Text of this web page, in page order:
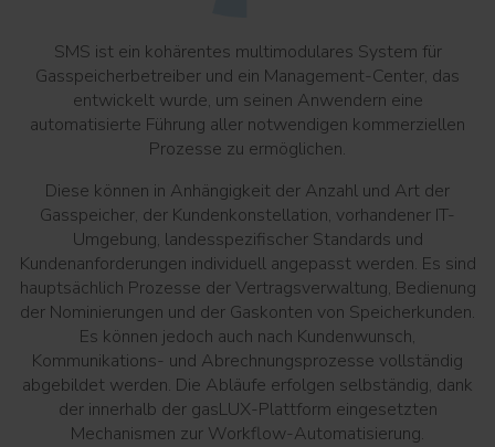
SMS ist ein kohärentes multimodulares System für
Gasspeicherbetreiber und ein Management-Center, das
entwickelt wurde, um seinen Anwendern eine
automatisierte Führung aller notwendigen kommerziellen
Prozesse zu ermöglichen.
Diese können in Anhängigkeit der Anzahl und Art der
Gasspeicher, der Kundenkonstellation, vorhandener IT-
Umgebung, landesspezifischer Standards und
Kundenanforderungen individuell angepasst werden. Es sind
hauptsächlich Prozesse der Vertragsverwaltung, Bedienung
der Nominierungen und der Gaskonten von Speicherkunden.
Es können jedoch auch nach Kundenwunsch,
Kommunikations- und Abrechnungsprozesse vollständig
abgebildet werden. Die Abläufe erfolgen selbständig, dank
der innerhalb der gasLUX-Plattform eingesetzten
Mechanismen zur Workflow-Automatisierung.